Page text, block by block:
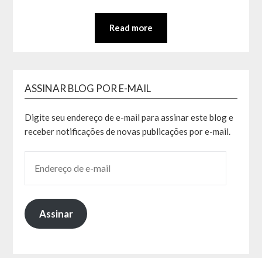
Read more
ASSINAR BLOG POR E-MAIL
Digite seu endereço de e-mail para assinar este blog e
receber notificações de novas publicações por e-mail.
Assinar